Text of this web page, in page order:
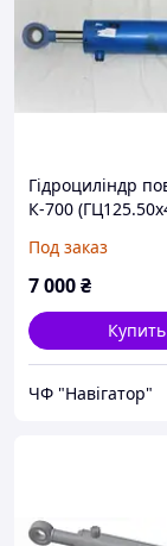
Гідроциліндр
К-700
Под заказ
7 000₴
Купить
ЧФ "Навігатор"